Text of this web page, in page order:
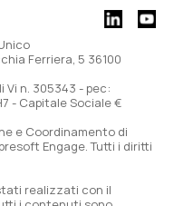
Ferriera, 5 36100
Vi n. 305343 - pec:
- Capitale Sociale €
e Coordinamento di
Engage. Tutti i diritti
realizzati con il